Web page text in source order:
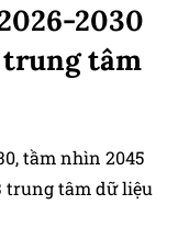
2030
tâm
tầm nhìn 2045
trung tâm dữ liệu